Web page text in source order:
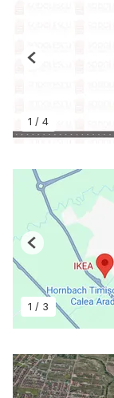
1 / 4
Previous
1 / 3
Previous